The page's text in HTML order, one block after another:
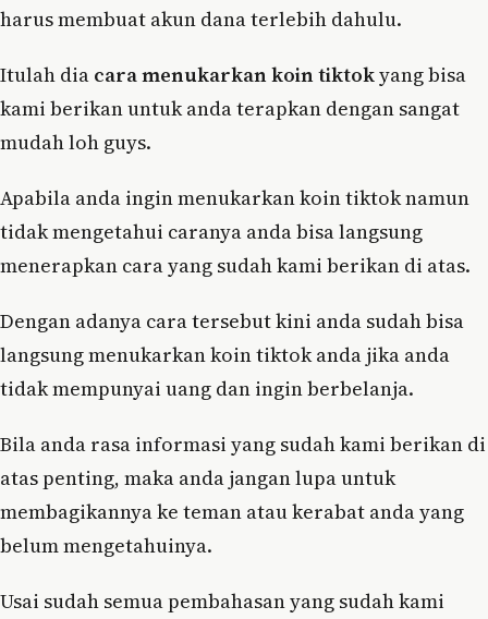
harus membuat akun dana terlebih dahulu.
Itulah dia cara menukarkan koin tiktokyang bisa
kami berikan untuk anda terapkan dengan sangat
mudah loh guys.
Apabila anda ingin menukarkan koin tiktok namun
tidak mengetahui caranya anda bisa langsung
menerapkan cara yang sudah kami berikan di atas.
Dengan adanya cara tersebut kini anda sudah bisa
langsung menukarkan koin tiktok anda jika anda
tidak mempunyai uang dan ingin berbelanja.
Bila anda rasa informasi yang sudah kami berikan di
atas penting, maka anda jangan lupa untuk
membagikannya ke teman atau kerabat anda yang
belum mengetahuinya.
Usai sudah semua pembahasan yang sudah kami